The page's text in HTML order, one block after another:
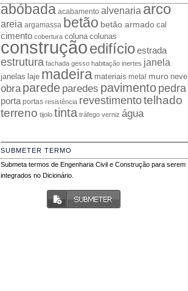
abóbada acabamento alvenariaarco
areia argamassa betão betão armado cal
cimento cobertura coluna colunas
construçãoedifício estrada
estrutura fachada gesso habitação inertes janela
janelas laje madeira materiais metal muro neve
obra parede paredes pavimento pedra
porta portas resistência revestimentotelhado
terreno tijolo tinta tráfego verniz água
SUBMETER TERMO
Submeta termos de Engenharia Civil e Construção para serem
integrados no Dicionário.